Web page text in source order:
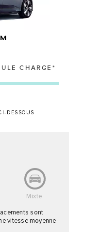
CHARGE*
DESSOUS
Mixte
sont
vitesse moyenne